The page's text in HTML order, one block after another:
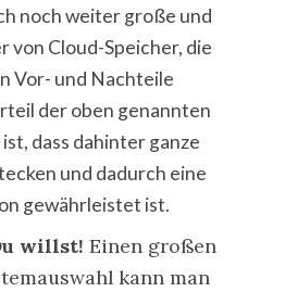
noch weiter große und
von Cloud-Speicher, die
Vor- und Nachteile
der oben genannten
dass dahinter ganze
und dadurch eine
gewährleistet ist.
willst! Einen großen
kann man